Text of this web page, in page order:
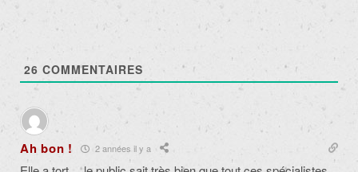
26 COMMENTAIRES
Ah bon ! 2 années il y a